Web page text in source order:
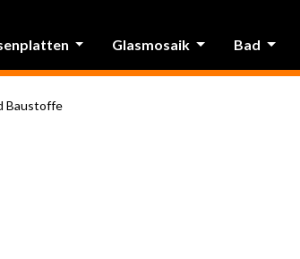
Glasmosaik Bad
Baustoffe